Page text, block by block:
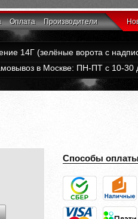
Оплата Производители
14Г (зелёные ворота с
в Москве: ПН-ПТ с 10-30
Способы оплаты